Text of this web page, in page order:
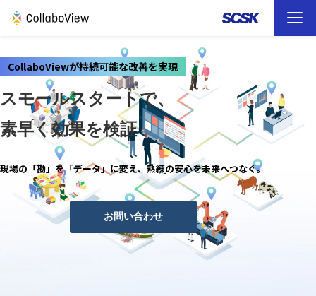
TOP
ソリューション
事例
お役立ち資料
イベント
CollaboViewが持続可能な改善を実現
スモールスタートで、
素早く効果を検証
現場の「勘」を「データ」に変え、熟練の安心を未来へつなぐ。
お問い合わせ